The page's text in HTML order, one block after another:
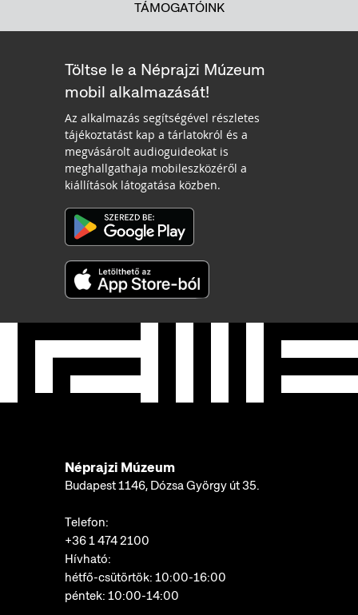
TÁMOGATÓINK
Töltse le a Néprajzi Múzeum
mobil alkalmazását!
Az alkalmazás segítségével részletes
tájékoztatást kap a tárlatokról és a
megvásárolt audioguideokat is
meghallgathaja mobileszközéről a
kiállítások látogatása közben.
Néprajzi Múzeum
Budapest 1146, Dózsa György út 35.
Telefon:
+36 1 474 2100
Hívható:
hétfő-csütörtök: 10:00-16:00
péntek: 10:00-14:00